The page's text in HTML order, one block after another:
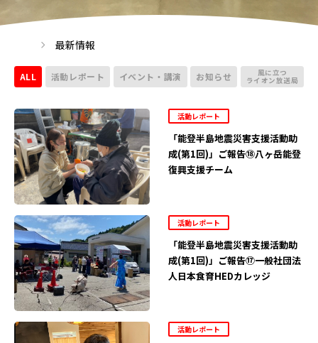
最新情報
ALL 活動レポート イベント・講演 お知らせ 風に立つ
ライオン放送局
活動レポート
「能登半島地震災害支援活動助
成(第1回)」ご報告⑱八ヶ岳能登
復興支援チーム
活動レポート
「能登半島地震災害支援活動助
成(第1回)」ご報告⑰一般社団法
人日本食育HEDカレッジ
活動レポート